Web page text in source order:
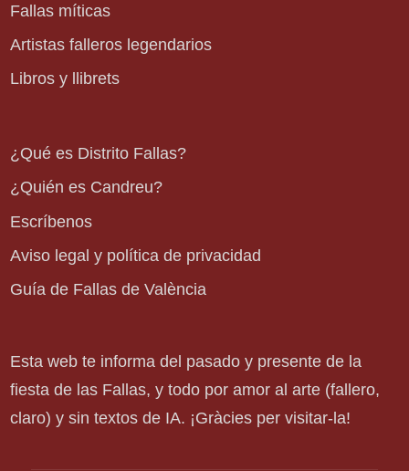
Fallas míticas
Artistas falleros legendarios
Libros y llibrets
¿Qué es Distrito Fallas?
¿Quién es Candreu?
Escríbenos
Aviso legal y política de privacidad
Guía de Fallas de València
Esta web te informa del pasado y presente de la
fiesta de las Fallas, y todo por amor al arte (fallero,
claro) y sin textos de IA. ¡Gràcies per visitar-la!